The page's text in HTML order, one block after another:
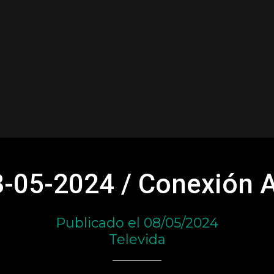
05-2024 / Conexión
Publicado el 08/05/2024
Televida